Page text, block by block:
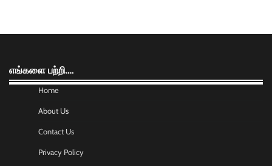
எங்களை பற்றி….
Home
About Us
Contact Us
Privacy Policy